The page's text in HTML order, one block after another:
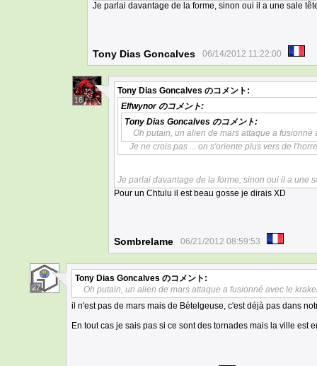
Je parlai davantage de la forme, sinon oui il a une sale
Tony Dias Goncalves 06/14/2012 11:22:00
16
Tony Dias Goncalves のコメント:
Elfwynorのコメント:
Tony Dias Goncalves のコメント:
Oh putain, un alien de mars attaque a fusionné
Je ne crois pas ... on s'oriente plus vers de
Je parlai davantage de la forme, sinon oui il a une
Pour un Chtulu il est beau gosse je dirais XD
Sombrelame 06/21/2012 08:59:53
27
Tony Dias Goncalves のコメント:
Oh putain, un alien de mars attaque a fusionné avec le
il n'est pas de mars mais de Bételgeuse, c'est déjà pas dans
En tout cas je sais pas si ce sont des tornades mais la ville est